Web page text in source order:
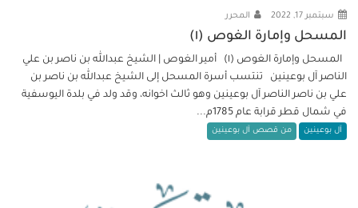
سبتمبر 17, 2022 المحرر
المسحل وإمارة الغوص (١)
المسحل وإمارة الغوص (١) أمير الغوص | الشيخ عبدالله بن ناصر بن علي
الناصر آل بوعينين تنتسب أسرة المسحل إلى الشيخ عبدالله بن ناصر بن
علي بن ناصر الناصر آل بوعينين وهو ثالث اخوانه، وقد ولد في بلدة اليوسفية
في شمال قطر قرابة عام 1785م...
آل بوعينين من قصص آل بوعينين